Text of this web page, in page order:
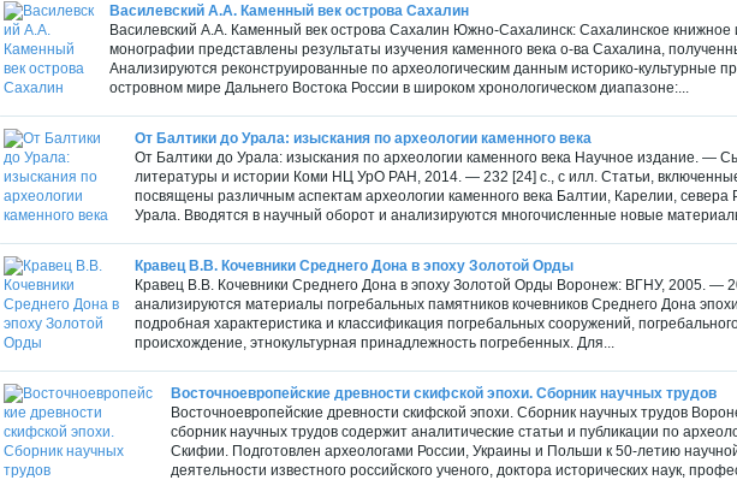
Василевский А.А. Каменный век острова Сахалин
Василевский А.А. Каменный век острова Сахалин Южно-Сахалинск: Сахалинское книжное
монографии представлены результаты изучения каменного века о-ва Сахалина,
Анализируются реконструированные по археологическим данным историко-культурные
островном мире Дальнего Востока России в широком хронологическом диапазоне:...
От Балтики до Урала: изыскания по археологии каменного века
От Балтики до Урала: изыскания по археологии каменного века Научное издание. —
литературы и истории Коми НЦ УрО РАН, 2014. — 232 [24] с., с илл. Статьи,
посвящены различным аспектам археологии каменного века Балтии, Карелии, севера
Урала. Вводятся в научный оборот и анализируются многочисленные новые
Кравец В.В. Кочевники Среднего Дона в эпоху Золотой Орды
Кравец В.В. Кочевники Среднего Дона в эпоху Золотой Орды Воронеж: ВГНУ, 2005. —
анализируются материалы погребальных памятников кочевников Среднего Дона
подробная характеристика и классификация погребальных сооружений,
происхождение, этнокультурная принадлежность погребенных. Для...
Восточноевропейские древности скифской эпохи. Сборник научных трудов
Восточноевропейские древности скифской эпохи. Сборник научных трудов
сборник научных трудов содержит аналитические статьи и публикации по
Скифии. Подготовлен археологами России, Украины и Польши к 50-летию
деятельности известного российского ученого, доктора исторических наук,